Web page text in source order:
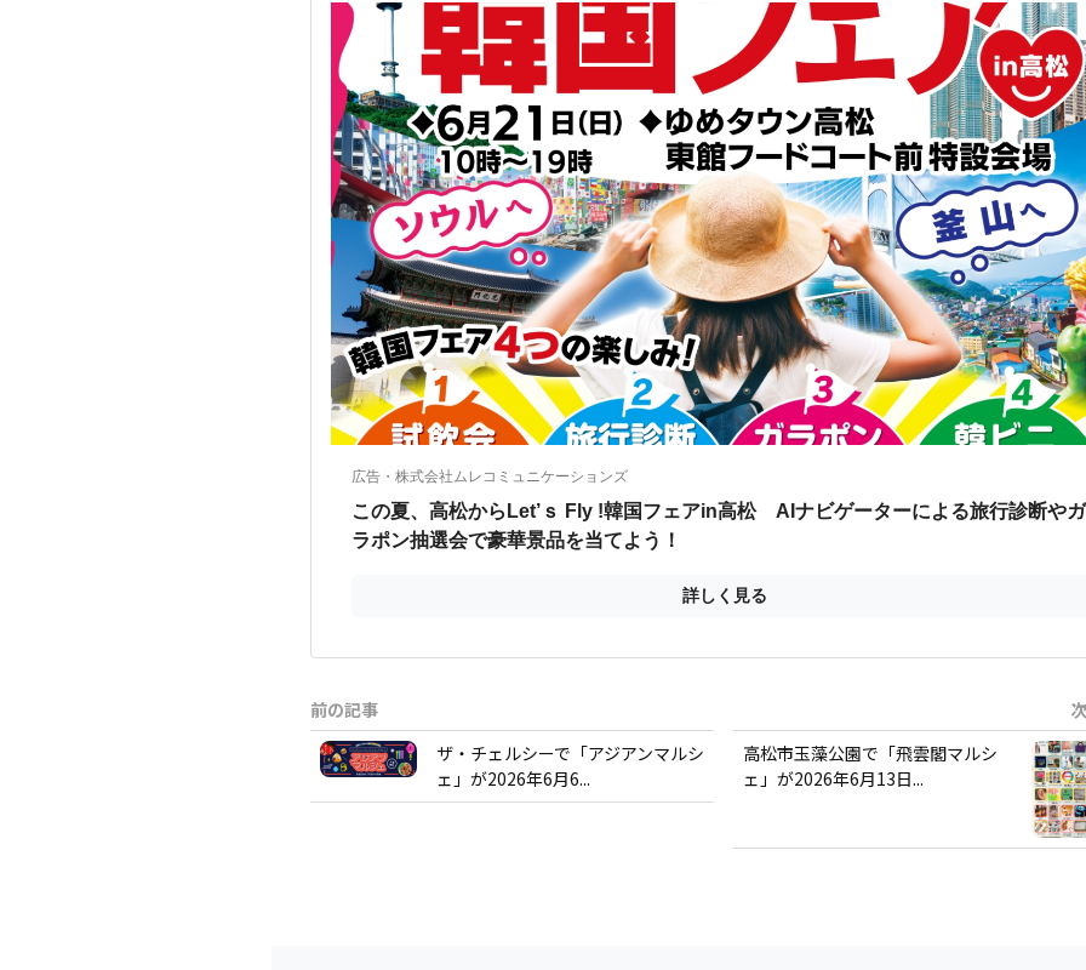
前の記事
ザ・チェルシーで「アジアンマルシ
ェ」が2026年6月6...
高松市玉藻公園で「飛雲閣マルシ
ェ」が2026年6月13日...